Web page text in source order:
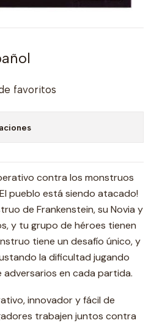
favoritos
contra los monstruos
pueblo está siendo atacado!
de Frankenstein, su Novia y
y tu grupo de héroes tienen
tiene un desafío único, y
la dificultad jugando
en cada partida.
innovador y fácil de
trabajen juntos contra